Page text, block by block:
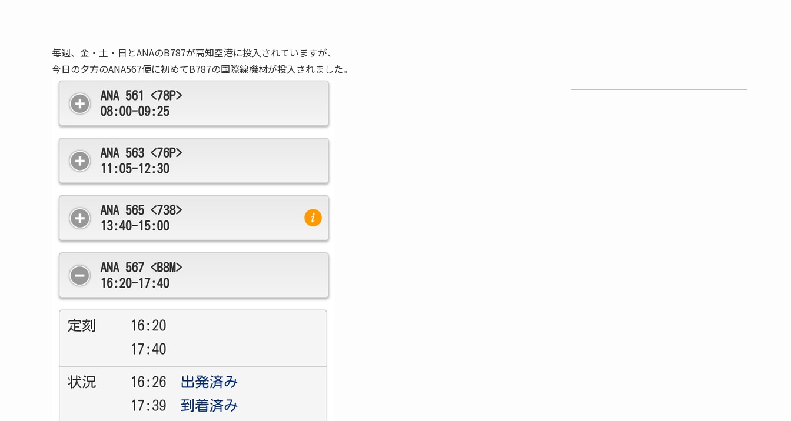
毎週、金・土・日とANAのB787が高知空港に投入されていますが、
今日の夕方のANA567便に初めてB787の国際線機材が投入されました。